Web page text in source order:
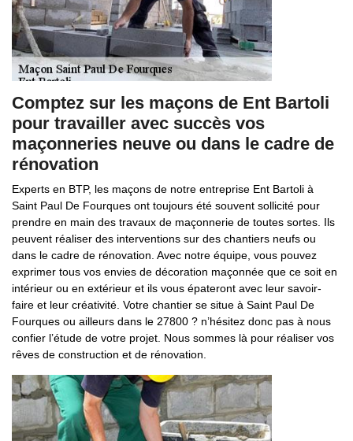
Comptez sur les maçons de Ent Bartoli
pour travailler avec succès vos
maçonneries neuve ou dans le cadre de
rénovation
Experts en BTP, les maçons de notre entreprise Ent Bartoli à
Saint Paul De Fourques ont toujours été souvent sollicité pour
prendre en main des travaux de maçonnerie de toutes sortes. Ils
peuvent réaliser des interventions sur des chantiers neufs ou
dans le cadre de rénovation. Avec notre équipe, vous pouvez
exprimer tous vos envies de décoration maçonnée que ce soit en
intérieur ou en extérieur et ils vous épateront avec leur savoir-
faire et leur créativité. Votre chantier se situe à Saint Paul De
Fourques ou ailleurs dans le 27800 ? n’hésitez donc pas à nous
confier l’étude de votre projet. Nous sommes là pour réaliser vos
rêves de construction et de rénovation.